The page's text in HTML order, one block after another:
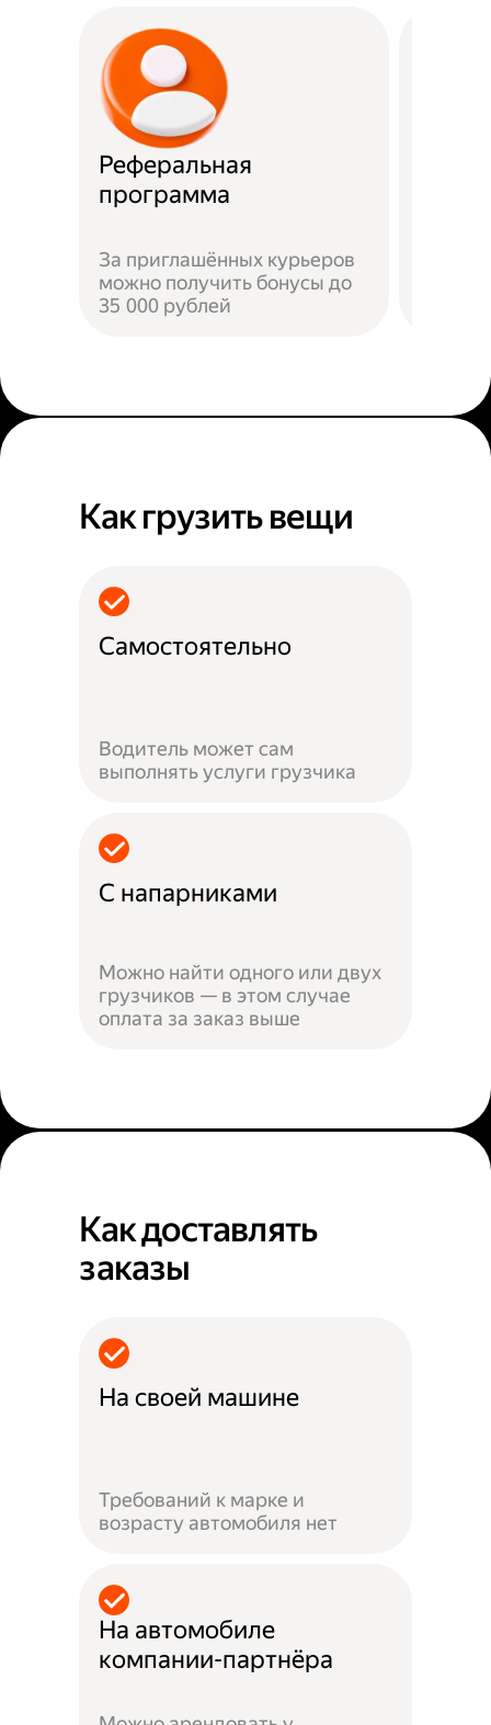
Реферальная
программа
За приглашённых курьеров
можно получить бонусы до
35 000 рублей
Как грузить вещи
Самостоятельно
Водитель может сам
выполнять услуги грузчика
С напарниками
Можно найти одного или двух
грузчиков — в этом случае
оплата за заказ выше
Как доставлять
заказы
На своей машине
Требований к марке и
возрасту автомобиля нет
На автомобиле
компании-партнёра